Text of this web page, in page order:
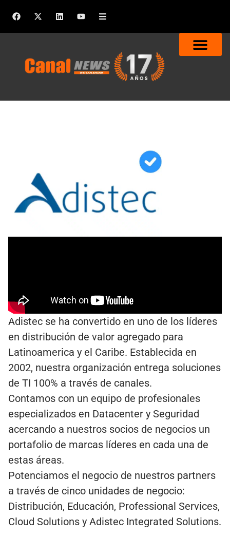
Adistec se ha convertido en uno de los líderes
en distribución de valor agregado para
Latinoamerica y el Caribe. Establecida en
2002, nuestra organización entrega soluciones
de TI 100% a través de canales.
Contamos con un equipo de profesionales
especializados en Datacenter y Seguridad
acercando a nuestros socios de negocios un
portafolio de marcas líderes en cada una de
estas áreas.
Potenciamos el negocio de nuestros partners
a través de cinco unidades de negocio:
Distribución, Educación, Professional Services,
Cloud Solutions y Adistec Integrated Solutions.